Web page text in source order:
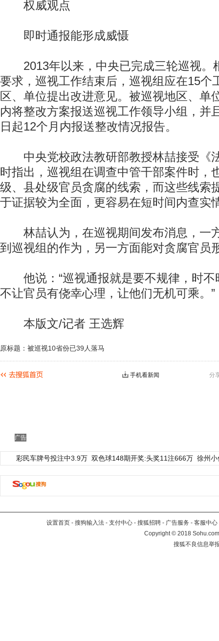
权威观点
即时通报能形成威慑
2013年以来，中央已完成三轮巡视。
要求，巡视工作结束后，巡视组应在15个
区、单位提出改进意见。被巡视地区、单
内将整改方案报送巡视工作领导小组，并
日起12个月内报送整改情况报告。
中央党校政法教研部教授林喆接受《
时指出，巡视组在调查中管干部案件时，
级、县处级官员贪腐的线索，而这些线索
于证据较为全面，更容易在短时间内查实
林喆认为，在巡视期间发布消息，一
到巡视组的作为，另一方面能对贪腐官员
他说：“巡视通报就是要不规律，时不
不让官员有侥幸心理，让他们无机可乘。”
本版文/记者 王选辉
原标题：被巡视10省份已39人落马
分
手机看新闻
广告
彩民车牌号投注中3.9万 双色球148期开奖:头奖11注666万 徐州
设置首页 - 搜狗输入法 - 支付中心 - 搜狐招聘 - 广告服务 - 客服中心
Copyright©2018
搜狐不良信息举